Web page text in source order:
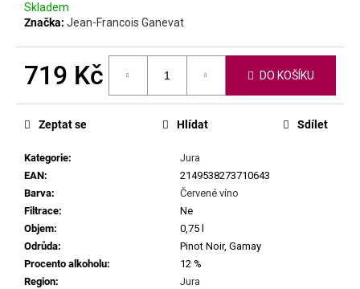
Skladem
Značka: Jean-Francois Ganevat
719 Kč DO KOŠÍKU
Kategorie:
Jura
EAN:
2149538273710643
Barva:
Červené víno
Filtrace:
Ne
Objem:
0,75 l
Odrůda:
Pinot Noir, Gamay
Procento alkoholu:
12 %
Region:
Jura
Zeptat se Hlídat Sdílet
u
č
u
m
e
SEPP
MUSTER
GRAF
SAUVIGNON
2022
929
Kč